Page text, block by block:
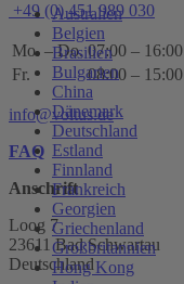
Australien
Belgien
Brasilien
Bulgarien
China
Dänemark
Deutschland
Estland
Finnland
Frankreich
Georgien
Griechenland
Großbritannien
Hong Kong
+49 (0) 451 989 030
Mo. – Do. 07:00 – 16:00
Fr.
08:00 – 15:00
info@voltus.de
FAQ
Anschrift
Loog 7
23611 Bad Schwartau
Deutschland